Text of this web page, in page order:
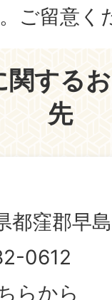
ご留意く
関する
先
都窪郡早
0612
らから